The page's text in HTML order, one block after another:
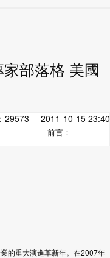
部落格 美國
29573 2011-10-15 23:40
前言：
的重大演進革新年。在2007年